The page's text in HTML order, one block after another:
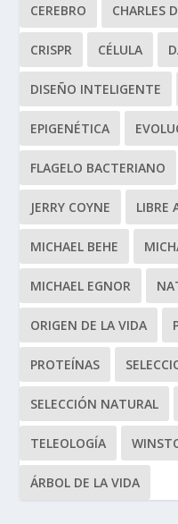
CEREBRO CHARLES
CRISPR CÉLULA
DISEÑO INTELIGENTE
EPIGENÉTICA
FLAGELO BACTERIANO
JERRY COYNE LIBRE
MICHAEL BEHE
MICHAEL EGNOR
ORIGEN DE LA VIDA
PROTEÍNAS
SELECCIÓN NATURAL
TELEOLOGÍA
ÁRBOL DE LA VIDA